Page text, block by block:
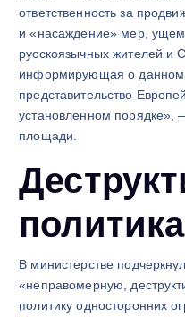
ответственность за
и «насаждение» мер,
русскоязычных жителей
информирующая о данном
представительство
установленном
площади.
политика
В министерстве
«неправомерную,
политику односторонних